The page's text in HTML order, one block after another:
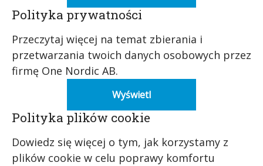
Polityka prywatności
Przeczytaj więcej na temat zbierania i
przetwarzania twoich danych osobowych przez
firmę One Nordic AB.
Wyświetl
Polityka plików cookie
Dowiedz się więcej o tym, jak korzystamy z
plików cookie w celu poprawy komfortu